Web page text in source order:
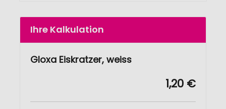
Ihre Kalkulation
Gloxa Eiskratzer, weiss
1,20 €